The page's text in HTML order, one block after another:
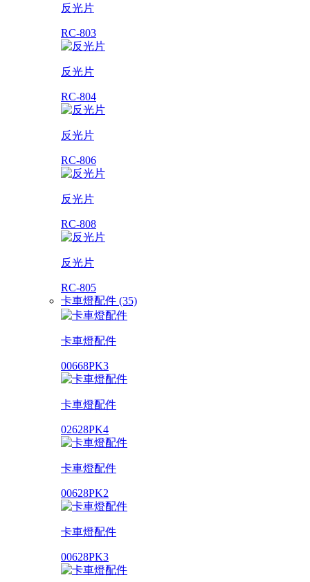
反光片
RC-803
反光片
RC-804
反光片
RC-806
反光片
RC-808
反光片
RC-805
卡車燈配件 (35)
卡車燈配件
00668PK3
卡車燈配件
02628PK4
卡車燈配件
00628PK2
卡車燈配件
00628PK3